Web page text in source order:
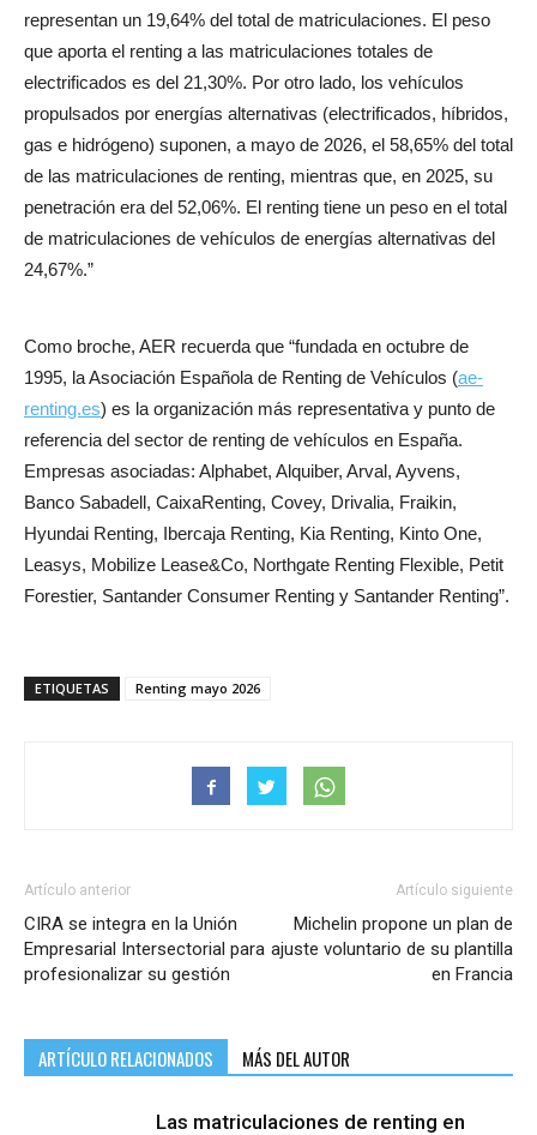
representan un 19,64% del total de matriculaciones. El peso
que aporta el renting a las matriculaciones totales de
electrificados es del 21,30%. Por otro lado, los vehículos
propulsados por energías alternativas (electrificados, híbridos,
gas e hidrógeno) suponen, a mayo de 2026, el 58,65% del total
de las matriculaciones de renting, mientras que, en 2025, su
penetración era del 52,06%. El renting tiene un peso en el total
de matriculaciones de vehículos de energías alternativas del
24,67%.”
Como broche, AER recuerda que “fundada en octubre de
1995, la Asociación Española de Renting de Vehículos (ae-
renting.es) es la organización más representativa y punto de
referencia del sector de renting de vehículos en España.
Empresas asociadas: Alphabet, Alquiber, Arval, Ayvens,
Banco Sabadell, CaixaRenting, Covey, Drivalia, Fraikin,
Hyundai Renting, Ibercaja Renting, Kia Renting, Kinto One,
Leasys, Mobilize Lease&Co, Northgate Renting Flexible, Petit
Forestier, Santander Consumer Renting y Santander Renting”.
ETIQUETAS Renting mayo 2026
Artículo anterior
CIRA se integra en la Unión
Empresarial Intersectorial para
profesionalizar su gestión
Artículo siguiente
Michelin propone un plan de
ajuste voluntario de su plantilla
en Francia
ARTÍCULO RELACIONADOS MÁS DEL AUTOR
Las matriculaciones de renting en